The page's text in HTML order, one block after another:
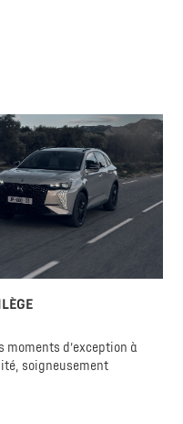
moments d’exception à
soigneusement